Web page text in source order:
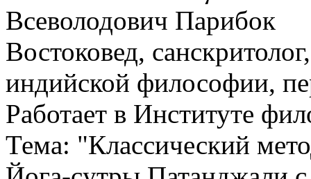
Всеволодович Парибок
Востоковед,
индийской философии,
Работает в Институте
Тема: "Классический